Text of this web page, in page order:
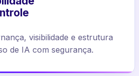
visibilidade e estrutura
de IA com segurança.